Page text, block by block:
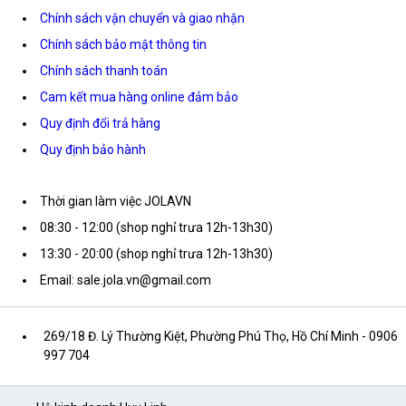
Chính sách vận chuyển và giao nhận
Chính sách bảo mật thông tin
Chính sách thanh toán
Cam kết mua hàng online đảm bảo
Quy định đổi trả hàng
Quy định bảo hành
Thời gian làm việc JOLAVN
08:30 - 12:00 (shop nghỉ trưa 12h-13h30)
13:30 - 20:00 (shop nghỉ trưa 12h-13h30)
Email: sale.jola.vn@gmail.com
269/18 Đ. Lý Thường Kiệt, Phường Phú Thọ, Hồ Chí Minh - 0906
997 704